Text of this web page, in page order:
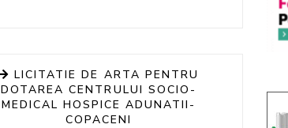
LICITATIE DE ARTA PENTRU
DOTAREA CENTRULUI SOCIO-
MEDICAL HOSPICE ADUNATII-
COPACENI